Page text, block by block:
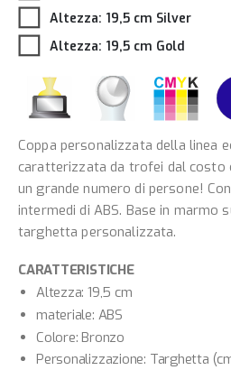
Altezza: 19,5 cm Silver
Altezza: 19,5 cm Gold
Coppa personalizzata della linea
caratterizzata da trofei dal costo
un grande numero di persone!
intermedi di ABS. Base in marmo
targhetta personalizzata.
CARATTERISTICHE
Altezza: 19,5 cm
materiale: ABS
Colore: Bronzo
Personalizzazione: Targhetta